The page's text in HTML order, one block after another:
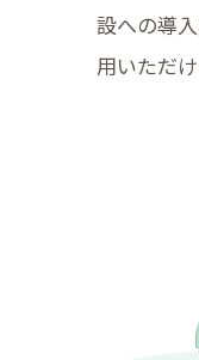
設への導
用いただけ